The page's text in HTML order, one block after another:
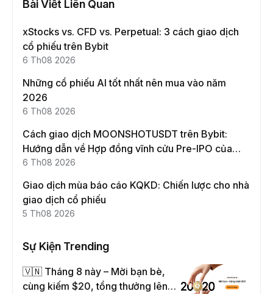
Bài Viết Liên Quan
xStocks vs. CFD vs. Perpetual: 3 cách giao dịch
cổ phiếu trên Bybit
6 Th08 2026
Những cổ phiếu AI tốt nhất nên mua vào năm
2026
6 Th08 2026
Cách giao dịch MOONSHOTUSDT trên Bybit:
Hướng dẫn về Hợp đồng vĩnh cửu Pre-IPO của
Moonshot AI
6 Th08 2026
Giao dịch mùa báo cáo KQKD: Chiến lược cho nhà
giao dịch cổ phiếu
5 Th08 2026
Sự Kiện Trending
🇻🇳 Tháng 8 này – Mời bạn bè,
cùng kiếm $20, tổng thưởng lên